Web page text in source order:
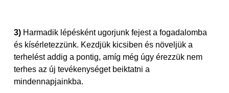
3) Harmadik lépésként ugorjunk fejest a fogadalomba
és kísérletezzünk. Kezdjük kicsiben és növeljük a
terhelést addig a pontig, amíg még úgy érezzük nem
terhes az új tevékenységet beiktatni a
mindennapjainkba.